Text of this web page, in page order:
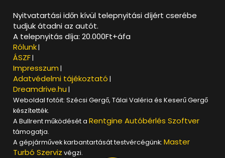
Nyitvatartási időn kívül telepnyitási díjért cserébe
tudjuk átadni az autót.
A telepnyitás díja: 20.000Ft+áfa
Rólunk|
ÁSZF|
Impresszum |
Adatvédelmi tájékoztató |
Dreamdrive.hu |
Weboldal fotóit: Szécsi Gergő, Tálai Valéria és Keserű Gergő
készítették.
A Bullrent működését aRentgine Autóbérlés Szoftver
támogatja.
A gépjárművek karbantartását testvércégünk:Master
Turbó Szerviz végzi.